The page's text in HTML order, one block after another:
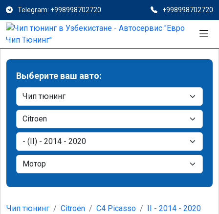
Telegram: +998998702720 +998998702720
Выберите ваш авто:
Чип тюнинг Citroen C4 Picasso
II - 2014 - 2020